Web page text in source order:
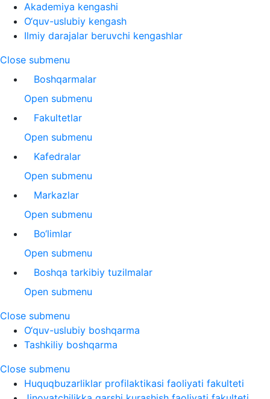
Akademiya kengashi
O‘quv-uslubiy kengash
Ilmiy darajalar beruvchi kengashlar
Close submenu
Boshqarmalar
Open submenu
Fakultetlar
Open submenu
Kafedralar
Open submenu
Markazlar
Open submenu
Bo‘limlar
Open submenu
Boshqa tarkibiy tuzilmalar
Open submenu
Close submenu
O‘quv-uslubiy boshqarma
Tashkiliy boshqarma
Close submenu
Huquqbuzarliklar profilaktikasi faoliyati fakulteti